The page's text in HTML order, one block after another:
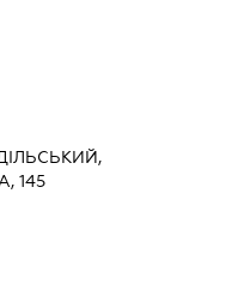
145